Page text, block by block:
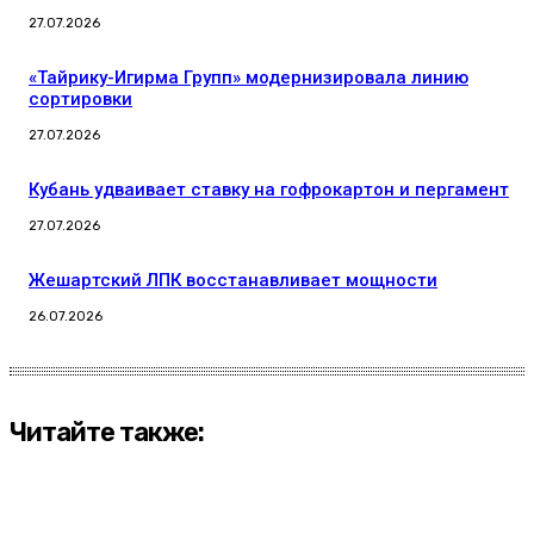
27.07.2026
«Тайрику-Игирма Групп» модернизировала линию
сортировки
27.07.2026
Кубань удваивает ставку на гофрокартон и пергамент
27.07.2026
Жешартский ЛПК восстанавливает мощности
26.07.2026
Читайте также: